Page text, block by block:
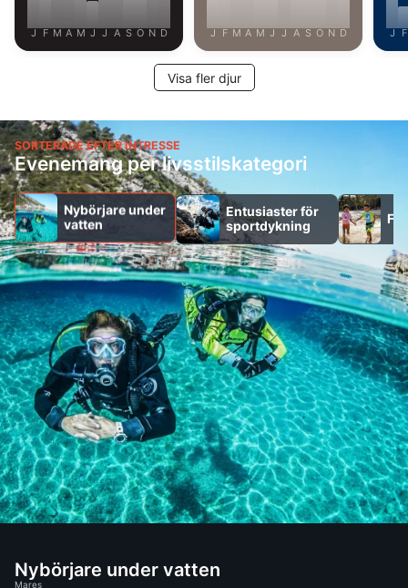
J F M A M J J A S O N D J F M A M J J A S O N D J F
Visa fler djur
SORTERADE EFTER INTRESSE
Evenemang per livsstilskategori
Nybörjare under
vatten
Entusiaster för
sportdykning
Nybörjare under vatten
Mares